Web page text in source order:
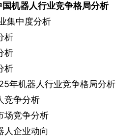
国机器人行业竞争格局分析
集中度分析
析
析
析
年机器人行业竞争格局分析
竞争分析
场竞争分析
人企业动向